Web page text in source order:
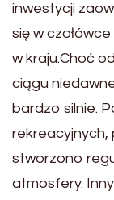
inwestycji
się w
w kraju.Choć
ciągu
bardzo silnie.
rekreacyjnych,
stworzono
atmosfery.